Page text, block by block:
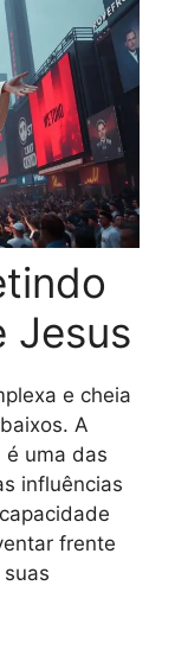
Jesus
e cheia
A
é uma das
influências
frente